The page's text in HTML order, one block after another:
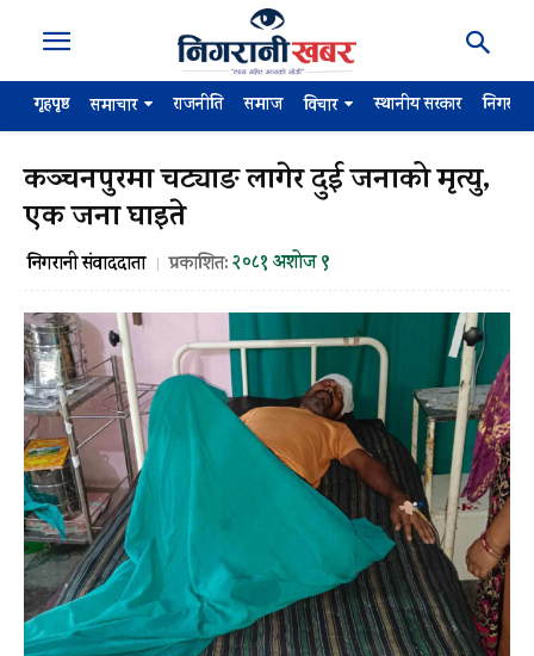
गृहपृष्ठ समाचार राजनीति समाज विचार स्थानीय सरकार
कञ्चनपुरमा चट्याङ लागेर दुई जनाको मृत्यु,
एक जना घाइते
निगरानी संवाददाता प्रकाशित:२०८१ अशोज ९